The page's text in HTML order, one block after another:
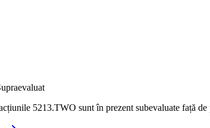
5213.TWO sunt în prezent subevaluate față de